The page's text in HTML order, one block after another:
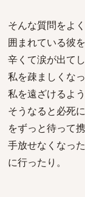
そんな質問をよ
囲まれている彼
辛くて涙が出て
私を疎ましくな
私を遠ざけるよ
そうなると必死
をずっと待って
手放せなくなっ
に行ったり。